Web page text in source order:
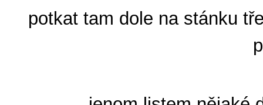
potkat tam dole na stánku